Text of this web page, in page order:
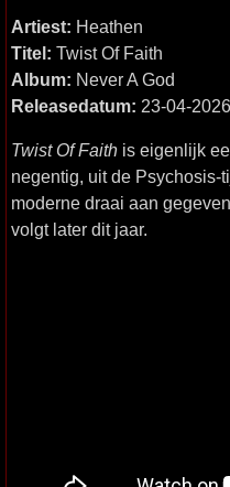
Artiest: Heathen
Titel: Twist Of Faith
Album: Never A God
Releasedatum: 23-04-2026
Twist Of Faith is eigenlijk
negentig, uit de Psychosis-
moderne draai aan
volgt later dit jaar.